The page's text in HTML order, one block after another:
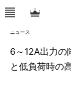
ニュース
6～12A出力の
と低負荷時の